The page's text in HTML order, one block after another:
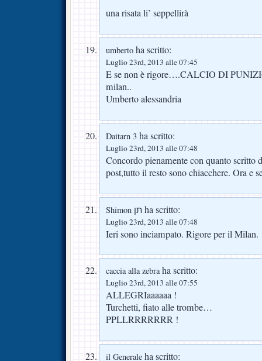
una risata li’ seppellirà
umberto ha scritto:
Luglio 23rd, 2013 alle 07:45
E se non è rigore….CALCIO DI
milan..
Umberto alessandria
Daitarn 3 ha scritto:
Luglio 23rd, 2013 alle 07:48
Concordo pienamente con quanto scritto
post,tutto il resto sono chiacchere. Ora e
Shimon תן ha scritto:
Luglio 23rd, 2013 alle 07:48
Ieri sono inciampato. Rigore per il Milan.
caccia alla zebraha scritto:
Luglio 23rd, 2013 alle 07:55
ALLEGRIaaaaaa !
Turchetti, fiato alle trombe…
PPLLRRRRRRR !
il Generale ha scritto: